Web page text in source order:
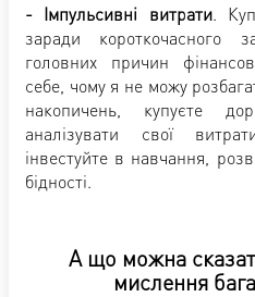
- Імпульсивні витрати.
заради
головних причин
себе, чому я не можу
накопичень, купуєте
аналізувати свої
інвестуйте в навчання,
бідності.
А що можна
мислення